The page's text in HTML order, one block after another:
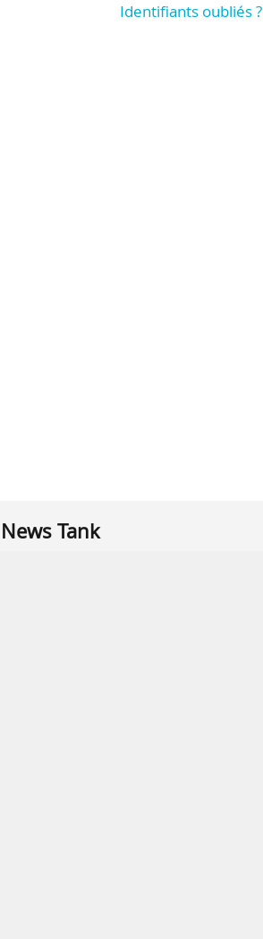
Identifiants oubliés ?
News Tank